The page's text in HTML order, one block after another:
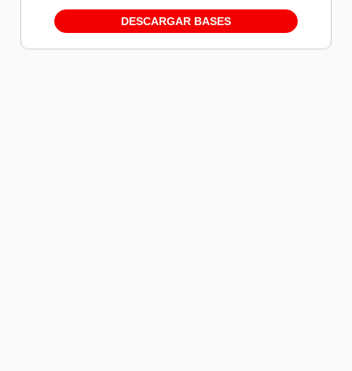
DESCARGAR BASES